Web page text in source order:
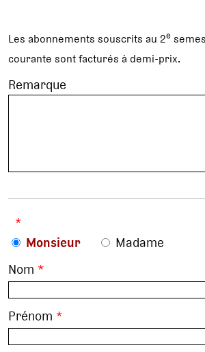
Les abonnements souscrits au 2e
courante sont facturés à demi-prix.
Remarque
*
Monsieur
Madame
Nom *
Prénom *